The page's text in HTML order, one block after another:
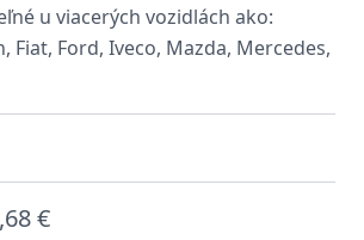
u viacerých vozidlách ako:
Fiat, Ford, Iveco, Mazda, Mercedes,
€